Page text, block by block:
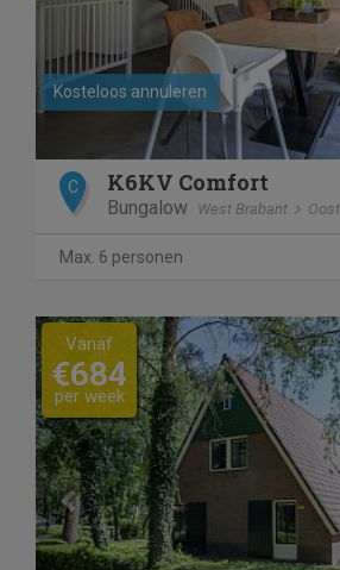
Kosteloos annuleren
C K6KV Comfort
Bungalow West Brabant
Max. 6 personen
Previous
Vanaf
€684
per week